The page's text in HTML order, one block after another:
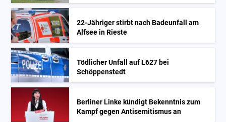
22-Jähriger stirbt nach Badeunfall am
Alfsee in Rieste
Tödlicher Unfall auf L627 bei
Schöppenstedt
Berliner Linke kündigt Bekenntnis zum
Kampf gegen Antisemitismus an